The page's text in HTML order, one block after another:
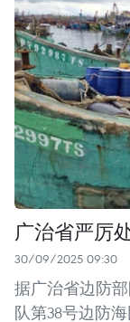
广治省严厉
30/09/2025 09:30
据广治省边防
队第38号边防